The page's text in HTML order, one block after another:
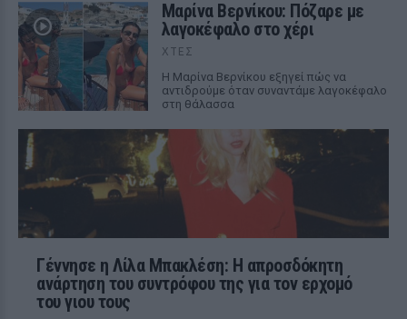
Μαρίνα Βερνίκου: Πόζαρε με
λαγοκέφαλο στο χέρι
ΧΤΕΣ
Η Μαρίνα Βερνίκου εξηγεί πώς να
αντιδρούμε όταν συναντάμε λαγοκέφαλο
στη θάλασσα
Γέννησε η Λίλα Μπακλέση: Η απροσδόκητη
ανάρτηση του συντρόφου της για τον ερχομό
του γιου τους